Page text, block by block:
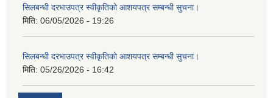
सिलबन्धी दरभाउपत्र स्वीकृतिको आशयपत्र सम्बन्धी सुचना।
मिति: 06/05/2026 - 19:26
सिलबन्धी दरभाउपत्र स्वीकृतिको आशयपत्र सम्बन्धी सुचना।
मिति: 05/26/2026 - 16:42